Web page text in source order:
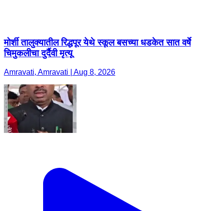
मोर्शी तालुक्यातील रिद्धपूर येथे स्कूल बसच्या धडकेत सात वर्षे
चिमुकलीचा दुर्दैवी मृत्यू
Amravati, Amravati | Aug 8, 2026